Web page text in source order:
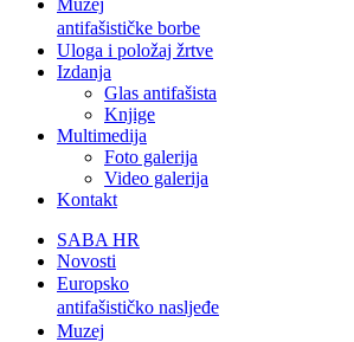
antifašističke borbe
Uloga i položaj žrtve
Izdanja
Glas antifašista
Knjige
Multimedija
Foto galerija
Video galerija
Kontakt
SABA HR
Novosti
Europsko
antifašističko nasljeđe
Muzej